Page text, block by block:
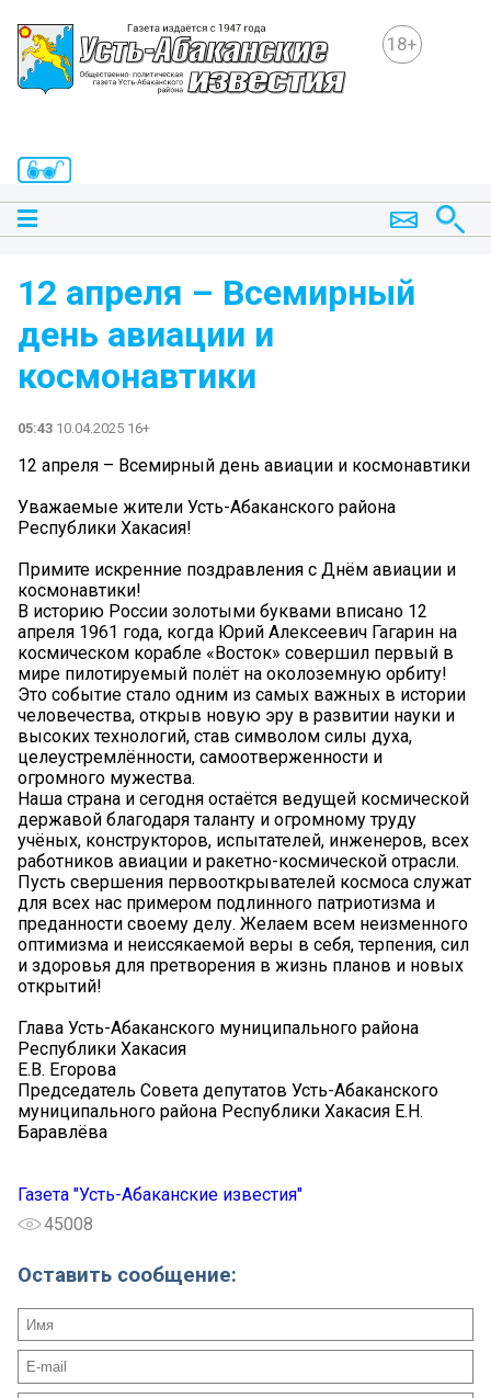
18+
12 апреля – Всемирный
день авиации и
космонавтики
05:43 10.04.2025 16+
12 апреля – Всемирный день авиации и космонавтики
Уважаемые жители Усть-Абаканского района
Республики Хакасия!
Примите искренние поздравления с Днём авиации и
космонавтики!
В историю России золотыми буквами вписано 12
апреля 1961 года, когда Юрий Алексеевич Гагарин на
космическом корабле «Восток» совершил первый в
мире пилотируемый полёт на околоземную орбиту!
Это событие стало одним из самых важных в истории
человечества, открыв новую эру в развитии науки и
высоких технологий, став символом силы духа,
целеустремлённости, самоотверженности и
огромного мужества.
Наша страна и сегодня остаётся ведущей космической
державой благодаря таланту и огромному труду
учёных, конструкторов, испытателей, инженеров, всех
работников авиации и ракетно-космической отрасли.
Пусть свершения первооткрывателей космоса служат
для всех нас примером подлинного патриотизма и
преданности своему делу. Желаем всем неизменного
оптимизма и неиссякаемой веры в себя, терпения, сил
и здоровья для претворения в жизнь планов и новых
открытий!
Глава Усть-Абаканского муниципального района
Республики Хакасия
Е.В. Егорова
Председатель Совета депутатов Усть-Абаканского
муниципального района Республики Хакасия Е.Н.
Баравлёва
Газета "Усть-Абаканские известия"
45008
Оставить сообщение: